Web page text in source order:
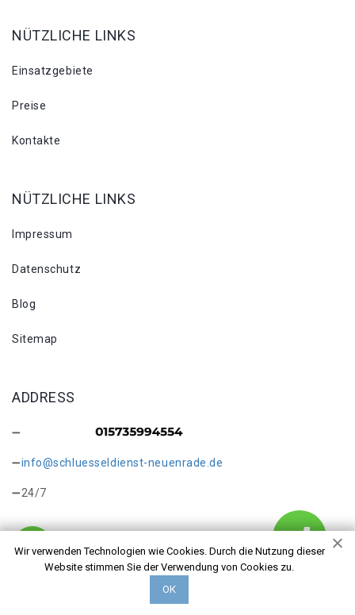
Wir verwenden Technologien wie Cookies. Durch die Nutzung dieser
Website stimmen Sie der Verwendung von Cookies zu.
ОК
NÜTZLICHE LINKS
Einsatzgebiete
Preise
Kontakte
NÜTZLICHE LINKS
Impressum
Datenschutz
Blog
Sitemap
ADDRESS
info@schluesseldienst-neuenrade.de
24/7
Copyright © 2026 Türöffnung Neuenrade. Alle Rechte